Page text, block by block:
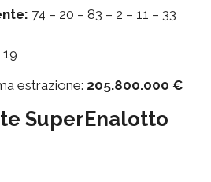
74 – 20 – 83 – 2 – 11 – 33
19
estrazione: 205.800.000 €
SuperEnalotto